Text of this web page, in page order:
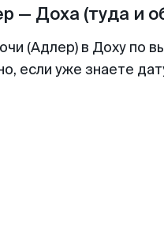
— Доха (туда и
(Адлер) в Доху по
если уже знаете